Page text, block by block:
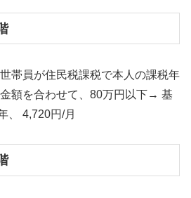
帯員が住民税課税で本人の課税年
額を合わせて、80万円以下→ 基
、 4,720円/月